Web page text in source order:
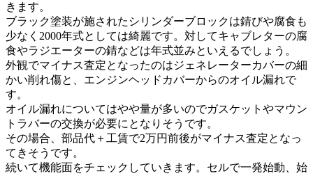
きます。
ブラック塗装が施されたシリンダーブロックは錆びや腐食も
少なく2000年式としては綺麗です。対してキャブレターの腐
食やラジエーターの錆などは年式並みといえるでしょう。
外観でマイナス査定となったのはジェネレーターカバーの細
かい削れ傷と、エンジンヘッドカバーからのオイル漏れで
す。
オイル漏れについてはやや量が多いのでガスケットやマウン
トラバーの交換が必要にとなりそうです。
その場合、部品代＋工賃で2万円前後がマイナス査定となっ
てきそうです。
続いて機能面をチェックしていきます。セルで一発始動、始